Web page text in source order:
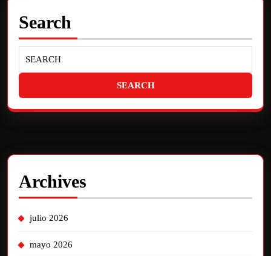
Search
Archives
julio 2026
mayo 2026